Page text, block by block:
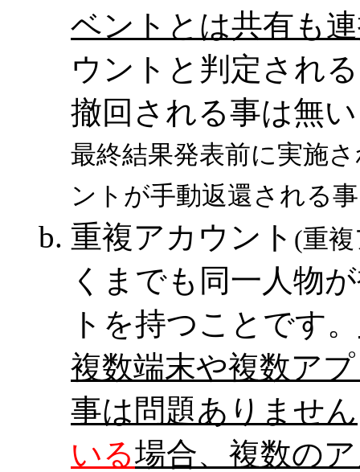
ベントとは共有も
ウントと判定され
撤回される事は無
最終結果発表前に実施
ントが手動返還される
重複アカウント (重
くまでも同一人物
トを持つことです。
複数端末や複数ア
事は問題ありません
いる場合、複数の